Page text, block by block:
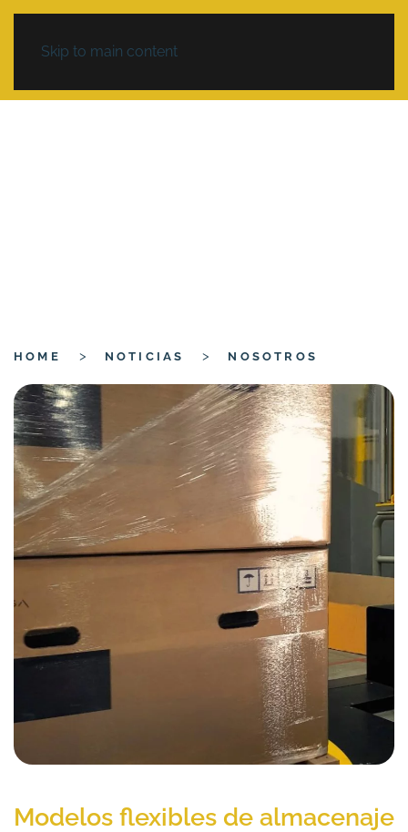
Skip to main content
HOME NOTICIAS NOSOTROS
Modelos flexibles de almacenaje